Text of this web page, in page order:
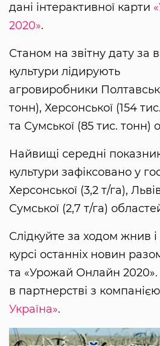
дані інтерактивної карти
2020».
Станом на звітну дату за
культури лідирують
агровиробники
тонн), Херсонської (154
та Сумської (85 тис. тонн)
Найвищі середні
культури зафіксовано у
Херсонської (3,2 т/га),
Сумської (2,7 т/га)
Слідкуйте за ходом жнив
курсі останніх новин
та «Урожай Онлайн
в партнерстві з компанією
Україна».